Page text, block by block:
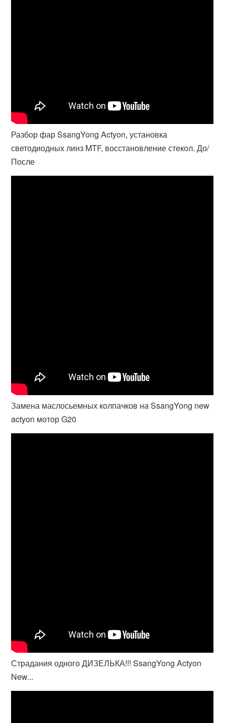
Разбор фар SsangYong Actyon, установка
светодиодных линз MTF, восстановление стекол. До/
После
Замена маслосьемных колпачков на SsangYong new
actyon мотор G20
Страдания одного ДИЗЕЛЬКА!!! SsangYong Actyon
New...